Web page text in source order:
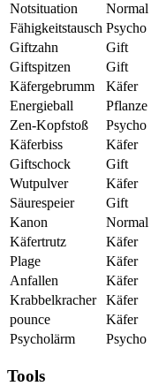
Notsituation
Normal
Fähigkeitstausch Psycho
Giftzahn
Gift
Giftspitzen
Gift
Käfergebrumm
Käfer
Energieball
Pflanze
Zen-Kopfstoß
Psycho
Käferbiss
Käfer
Giftschock
Gift
Wutpulver
Käfer
Säurespeier
Gift
Kanon
Normal
Käfertrutz
Käfer
Plage
Käfer
Anfallen
Käfer
Krabbelkracher
Käfer
pounce
Käfer
Psycholärm
Psycho
Tools